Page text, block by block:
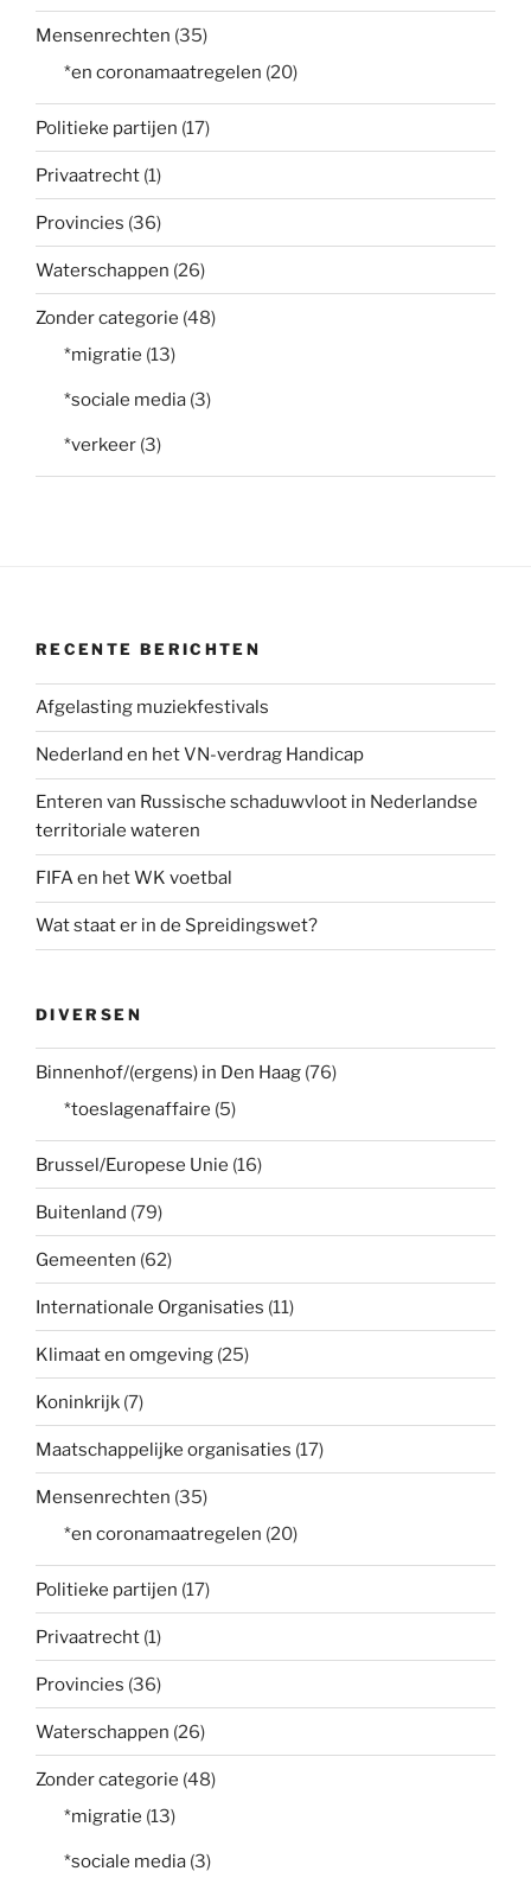
Mensenrechten (35)
*en coronamaatregelen (20)
Politieke partijen (17)
Privaatrecht (1)
Provincies (36)
Waterschappen (26)
Zonder categorie (48)
*migratie (13)
*sociale media (3)
*verkeer (3)
RECENTE BERICHTEN
Afgelasting muziekfestivals
Nederland en het VN-verdrag Handicap
Enteren van Russische schaduwvloot in Nederlandse
territoriale wateren
FIFA en het WK voetbal
Wat staat er in de Spreidingswet?
DIVERSEN
Binnenhof/(ergens) in Den Haag (76)
*toeslagenaffaire (5)
Brussel/Europese Unie (16)
Buitenland (79)
Gemeenten (62)
Internationale Organisaties (11)
Klimaat en omgeving (25)
Koninkrijk (7)
Maatschappelijke organisaties (17)
Mensenrechten (35)
*en coronamaatregelen (20)
Politieke partijen (17)
Privaatrecht (1)
Provincies (36)
Waterschappen (26)
Zonder categorie (48)
*migratie (13)
*sociale media (3)